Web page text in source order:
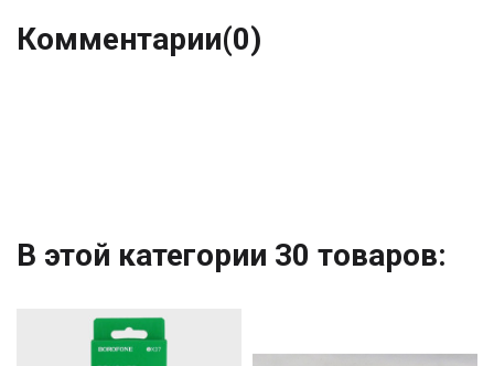
Комментарии(0)
В этой категории 30 товаров: